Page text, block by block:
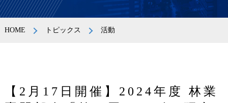
HOME トピックス 活動
【2月17日開催】2024年度 林業